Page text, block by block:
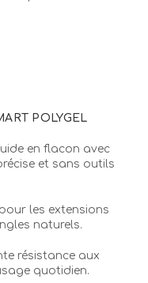
POLYGEL
en flacon avec
et sans outils
les extensions
naturels.
résistance aux
quotidien.